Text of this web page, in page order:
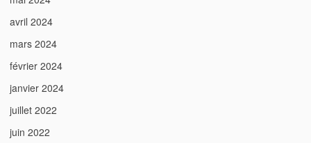
avril 2024
mars 2024
février 2024
janvier 2024
juillet 2022
juin 2022